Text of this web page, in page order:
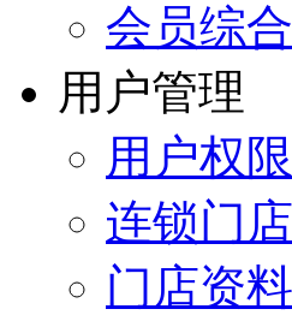
会员综
用户管理
用户权
连锁门
门店资